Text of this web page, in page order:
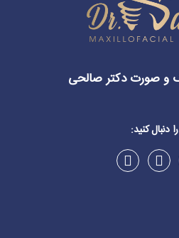
و صورت دکتر صالحی
دنبال کنید: